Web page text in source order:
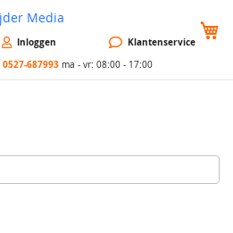
Inloggen Klantenservice
0527-687993 ma - vr: 08:00 - 17:00